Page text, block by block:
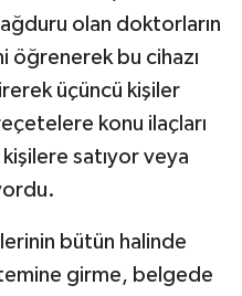
olan doktorların
öğrenerek bu cihazı
üçüncü kişiler
konu ilaçları
satıyor veya
bütün halinde
girme, belgede